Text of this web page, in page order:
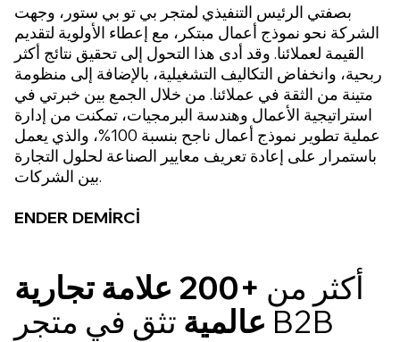
بصفتي الرئيس التنفيذي لمتجر بي تو بي ستور، وجهت
الشركة نحو نموذج أعمال مبتكر، مع إعطاء الأولوية لتقديم
القيمة لعملائنا. وقد أدى هذا التحول إلى تحقيق نتائج أكثر
ربحية، وانخفاض التكاليف التشغيلية، بالإضافة إلى منظومة
متينة من الثقة في عملائنا. من خلال الجمع بين خبرتي في
استراتيجية الأعمال وهندسة البرمجيات، تمكنت من إدارة
عملية تطوير نموذج أعمال ناجح بنسبة 100%، والذي يعمل
باستمرار على إعادة تعريف معايير الصناعة لحلول التجارة
بين الشركات.
ENDER DEMİRCİ
أكثر من
+200 علامة تجارية
عالمية تثق في متجر B2B